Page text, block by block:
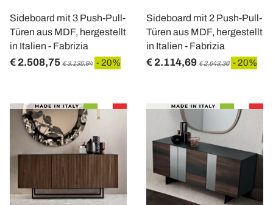
Sideboard mit 3 Push-Pull-
Türen aus MDF, hergestellt
in Italien - Fabrizia
€ 2.508,75 € 3.135,94 - 20%
Sideboard mit 2 Push-Pull-
Türen aus MDF, hergestellt
in Italien - Fabrizia
€ 2.114,69 € 2.643,36 - 20%